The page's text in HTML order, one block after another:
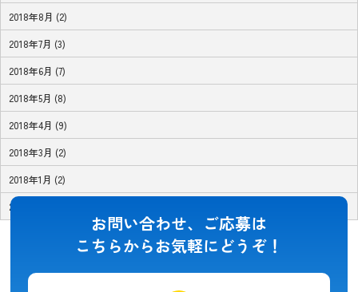
2018年8月 (2)
2018年7月 (3)
2018年6月 (7)
2018年5月 (8)
2018年4月 (9)
2018年3月 (2)
2018年1月 (2)
2017年11月 (1)
お問い合わせ、ご応募は
こちらからお気軽にどうぞ！